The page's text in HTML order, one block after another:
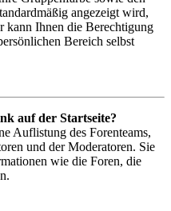
angezeigt wird,
kann Ihnen die Berechtigung
Bereich selbst
auf der Startseite?
Auflistung des Forenteams,
und der Moderatoren. Sie
wie die Foren, die